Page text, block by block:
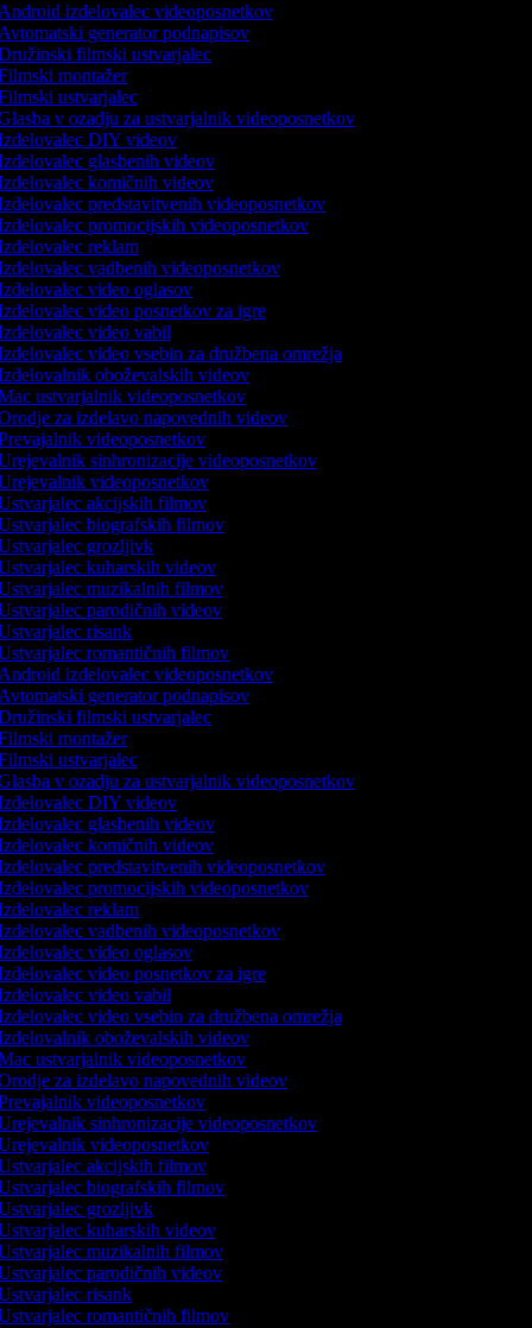
izdelovalec videoposnetkov
generator podnapisov
filmski ustvarjalec
montažer
ustvarjalec
v ozadju za ustvarjalnik videoposnetkov
DIY videov
glasbenih videov
komičnih videov
predstavitvenih videoposnetkov
promocijskih videoposnetkov
reklam
vadbenih videoposnetkov
video oglasov
video posnetkov za igre
video vabil
video vsebin za družbena omrežja
oboževalskih videov
ustvarjalnik videoposnetkov
za izdelavo napovednih videov
videoposnetkov
sinhronizacije videoposnetkov
videoposnetkov
akcijskih filmov
biografskih filmov
grozljivk
kuharskih videov
muzikalnih filmov
parodičnih videov
risank
romantičnih filmov
izdelovalec videoposnetkov
generator podnapisov
filmski ustvarjalec
montažer
ustvarjalec
v ozadju za ustvarjalnik videoposnetkov
DIY videov
glasbenih videov
komičnih videov
predstavitvenih videoposnetkov
promocijskih videoposnetkov
reklam
vadbenih videoposnetkov
video oglasov
video posnetkov za igre
video vabil
video vsebin za družbena omrežja
oboževalskih videov
ustvarjalnik videoposnetkov
za izdelavo napovednih videov
videoposnetkov
sinhronizacije videoposnetkov
videoposnetkov
akcijskih filmov
biografskih filmov
grozljivk
kuharskih videov
muzikalnih filmov
parodičnih videov
risank
romantičnih filmov